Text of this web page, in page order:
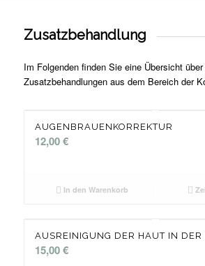
Zusatzbehandlung
Im Folgenden finden Sie eine Übersicht
Zusatzbehandlungen aus dem Bereich der
AUGENBRAUENKORREKTUR
12,00€
In den Warenkorb
AUSREINIGUNG DER HAUT IN
15,00€